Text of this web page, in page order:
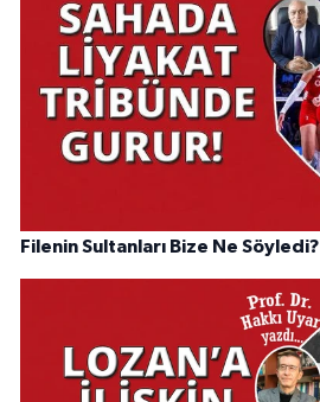
Filenin Sultanları Bize Ne Söyledi?